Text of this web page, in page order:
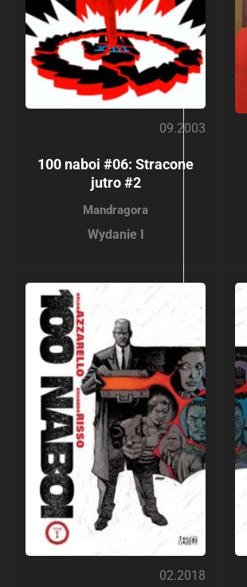
09.2003
100 naboi #06: Stracone
jutro #2
Mandragora
Wydanie I
02.2018